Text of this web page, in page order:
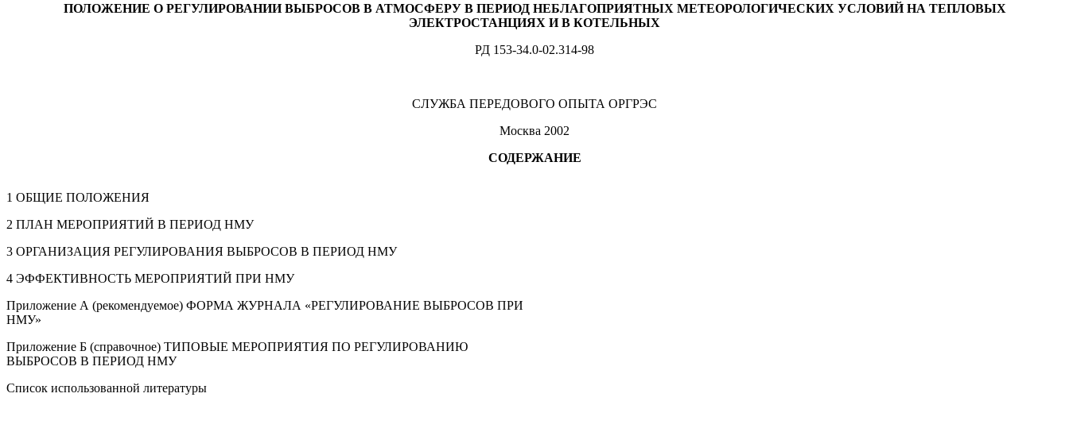
ПОЛОЖЕНИЕ О РЕГУЛИРОВАНИИ ВЫБРОСОВ В АТМОСФЕРУ В ПЕРИОД НЕБЛАГОПРИЯТНЫХ МЕТЕОРОЛОГИЧЕСКИХ УСЛОВИЙ НА ТЕПЛОВЫХ
ЭЛЕКТРОСТАНЦИЯХ И В КОТЕЛЬНЫХ
РД 153-34.0-02.314-98
СЛУЖБА ПЕРЕДОВОГО ОПЫТА ОРГРЭС
Москва 2002
СОДЕРЖАНИЕ
1 ОБЩИЕ ПОЛОЖЕНИЯ
2 ПЛАН МЕРОПРИЯТИЙ В ПЕРИОД НМУ
3 ОРГАНИЗАЦИЯ РЕГУЛИРОВАНИЯ ВЫБРОСОВ В ПЕРИОД НМУ
4 ЭФФЕКТИВНОСТЬ МЕРОПРИЯТИЙ ПРИ НМУ
Приложение А (рекомендуемое) ФОРМА ЖУРНАЛА «РЕГУЛИРОВАНИЕ ВЫБРОСОВ ПРИ
НМУ»
Приложение Б (справочное) ТИПОВЫЕ МЕРОПРИЯТИЯ ПО РЕГУЛИРОВАНИЮ
ВЫБРОСОВ В ПЕРИОД НМУ
Список использованной литературы